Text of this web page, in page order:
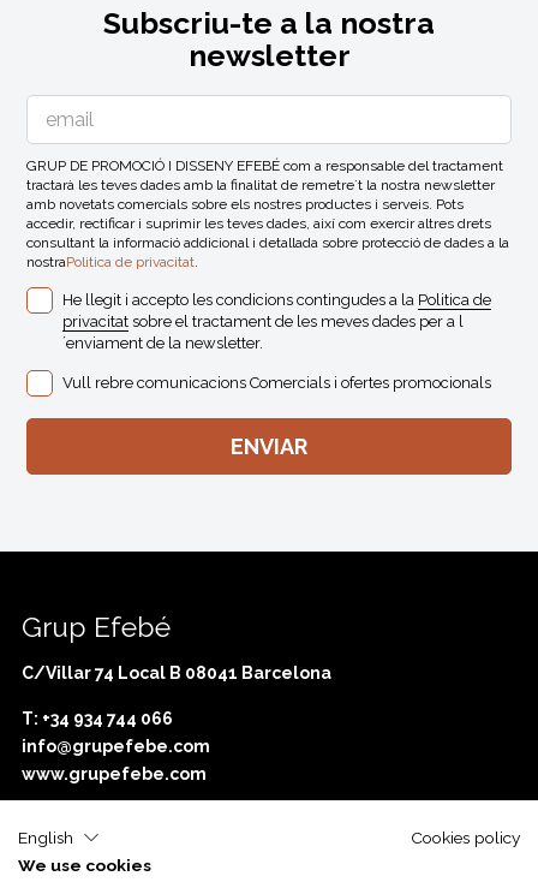
Subscriu-te a la nostra
newsletter
GRUP DE PROMOCIÓ I DISSENY EFEBÉ com a responsable del tractament
tractarà les teves dades amb la finalitat de remetre´t la nostra newsletter
amb novetats comercials sobre els nostres productes i serveis. Pots
accedir, rectificar i suprimir les teves dades, així com exercir altres drets
consultant la informació addicional i detallada sobre protecció de dades a la
nostraPolitica de privacitat.
He llegit i accepto les condicions contingudes a la Politica de
privacitat sobre el tractament de les meves dades per a l
´enviament de la newsletter.
Vull rebre comunicacions Comercials i ofertes promocionals
Grup Efebé
C/Villar 74 Local B 08041 Barcelona
T: +34 934 744 066
info@grupefebe.com
www.grupefebe.com
English
Cookies policy
We use cookies